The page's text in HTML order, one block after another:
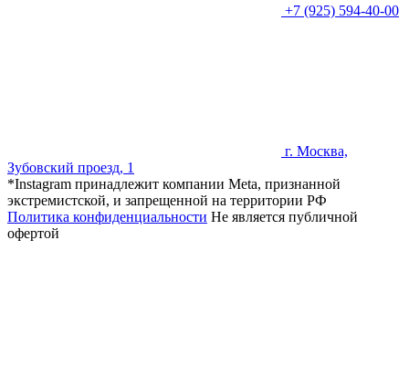
+7 (925) 594-40-00
г. Москва,
Зубовский проезд, 1
*Instagram принадлежит компании Meta, признанной
экстремистской, и запрещенной на территории РФ
Политика конфиденциальности Не является публичной
офертой